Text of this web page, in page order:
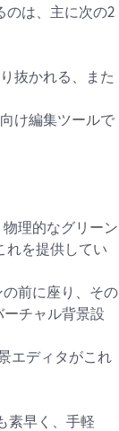
のは、主に次の2
抜かれる、また
け編集ツールで
理的なグリーン
れを提供してい
前に座り、その
チャル背景設
エディタがこれ
素早く、手軽